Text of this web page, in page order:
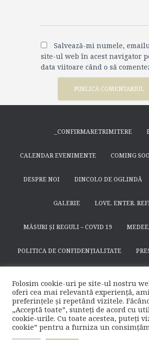
Salvează-mi numele,
site-ul web în acest navigator
data viitoare când o să
_CONFIRMARETRIMITERE
CALENDAR EVENIMENTE COMING
DESPRE NOI DINCOLO DE OGLINDĂ
GALERIE LOVE. ENTER.
MĂSURI ȘI REGULI – COVID 19
POLITICA DE CONFIDENȚIALITATE
SUSȚINE
WHAT IS LOVE? BABY DON’T
Folosim cookie-uri pe site-ul nostru
oferi cea mai relevantă experiență,
preferințele și repetând vizitele.
„Acceptă toate”, sunteți de acord cu
cookie-urile. Cu toate acestea, puteți
cookie” pentru a furniza un